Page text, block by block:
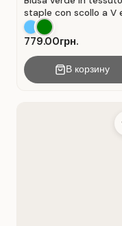
staple con scollo a V
chiusura a portafoglio.
Verde .
779.00грн.
В корзину